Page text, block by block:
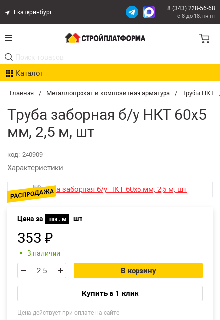
Главная / Металлопрокат и композитная арматура / Трубы НКТ
Труба заборная б/у НКТ 60х5
мм, 2,5 м, шт
код: 240909
Характеристики
Цена за пог. м шт
353 ₽
В наличии
В корзину
Купить в 1 клик
Цена действует при оплате на сайте
Екатеринбург
8 (343) 228-56-68
с 8 до 18, пн-пт
Каталог
Акции
Расчет доставки
Организациям
Опыт поставок
Контакты
Оплата и Доставка
Возврат товара
Екатеринбург